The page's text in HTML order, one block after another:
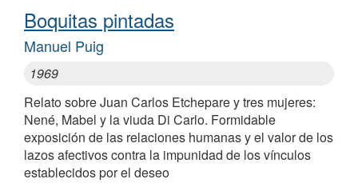
Boquitas pintadas
Manuel Puig
1969
Relato sobre Juan Carlos Etchepare y tres mujeres:
Nené, Mabel y la viuda Di Carlo. Formidable
exposición de las relaciones humanas y el valor de los
lazos afectivos contra la impunidad de los vínculos
establecidos por el deseo